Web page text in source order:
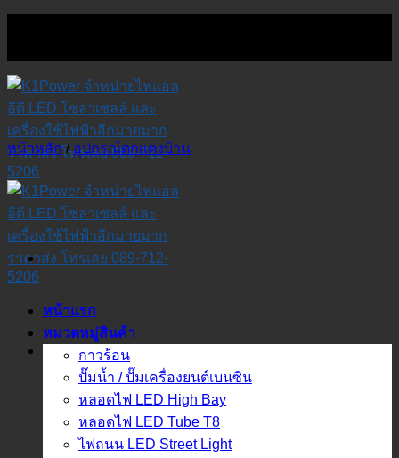
หน้าแรก
หมวดหมู่สินค้า
กาวร้อน
ปั๊มน้ำ / ปั๊มเครื่องยนต์เบนซิน
หลอดไฟ LED High Bay
หลอดไฟ LED Tube T8
ไฟถนน LED Street Light
หน้าหลัก / อุปกรณ์ตกแต่งบ้าน